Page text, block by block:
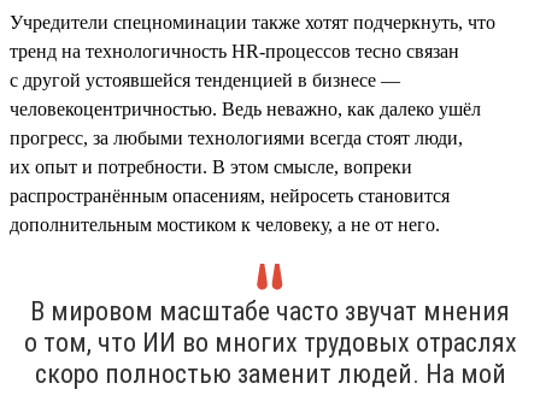
Учредители спецноминации также хотят подчеркнуть, что
тренд на технологичность HR-процессов тесно связан
с другой устоявшейся тенденцией в бизнесе —
человекоцентричностью. Ведь неважно, как далеко ушёл
прогресс, за любыми технологиями всегда стоят люди,
их опыт и потребности. В этом смысле, вопреки
распространённым опасениям, нейросеть становится
дополнительным мостиком к человеку, а не от него.
В мировом масштабе часто звучат мнения
о том, что ИИ во многих трудовых отраслях
скоро полностью заменит людей. На мой